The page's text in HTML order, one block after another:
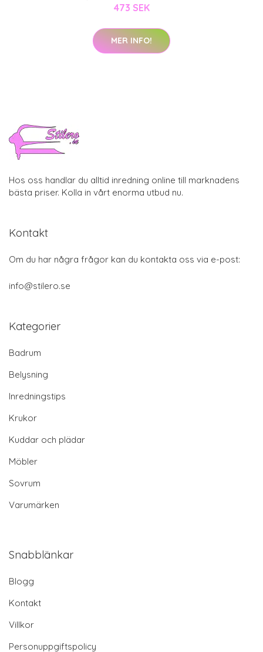
473 SEK
MER INFO!
Hos oss handlar du alltid inredning online till marknadens
bästa priser. Kolla in vårt enorma utbud nu.
Kontakt
Om du har några frågor kan du kontakta oss via e-post:
info@stilero.se
Kategorier
Badrum
Belysning
Inredningstips
Krukor
Kuddar och plädar
Möbler
Sovrum
Varumärken
Snabblänkar
Blogg
Kontakt
Villkor
Personuppgiftspolicy